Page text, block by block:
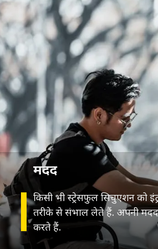
किसी भी स्ट्रेसफुल सिचुएशन को
तरीके से संभाल लेते हैं. अपनी
करते हैं.
मदद